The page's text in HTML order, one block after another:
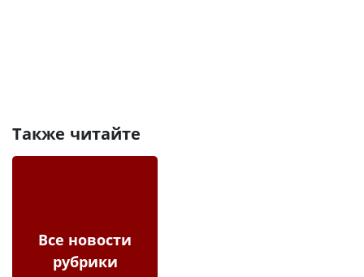
Также читайте
Все новости
рубрики